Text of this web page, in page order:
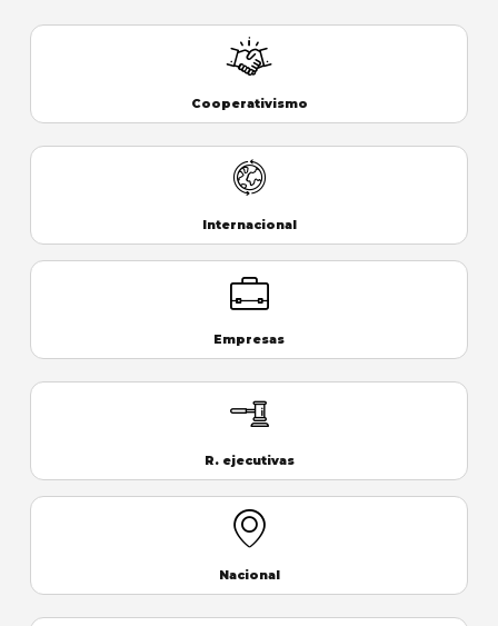
Cooperativismo
Internacional
Empresas
R. ejecutivas
Nacional